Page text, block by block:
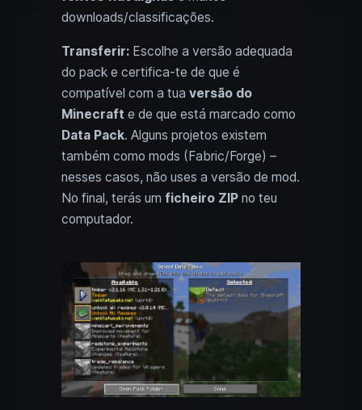
downloads/classificações.
Transferir: Escolhe a versão adequada
do pack e certifica-te de que é
compatível com a tua versão do
Minecraft e de que está marcado como
Data Pack. Alguns projetos existem
também como mods (Fabric/Forge) –
nesses casos, não uses a versão de mod.
No final, terás um ficheiro ZIP no teu
computador.